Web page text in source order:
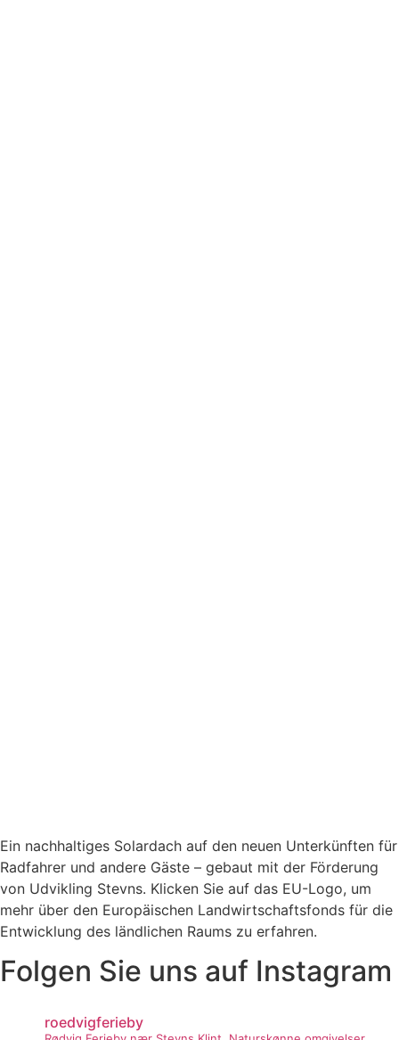
Ein nachhaltiges Solardach auf den neuen Unterkünften für
Radfahrer und andere Gäste – gebaut mit der Förderung
von Udvikling Stevns. Klicken Sie auf das EU-Logo, um
mehr über den Europäischen Landwirtschaftsfonds für die
Entwicklung des ländlichen Raums zu erfahren.
Folgen Sie uns auf Instagram
roedvigferieby